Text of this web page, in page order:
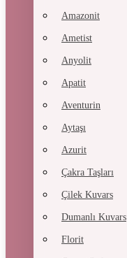
Amazonit
Ametist
Anyolit
Apatit
Aventurin
Aytaşı
Azurit
Çakra Taşları
Çilek Kuvars
Dumanlı Kuvars
Florit